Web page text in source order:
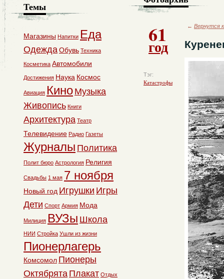
61
год
Тэг:
Катастрофы
← Вернутся
Темы
Магазины Напитки Еда
ОдеждаОбувь Техника
Косметика Автомобили
Достижения Наука Космос
Авиация Кино Музыка
Живопись Книги
Архитектура Театр
Телевидение Радио Газеты
Журналы Политика
Полит бюро Астрология Религия
Свадьбы 1 мая 7 ноября
Новый год Игрушки Игры
Дети Спорт Армия Мода
Милиция ВУЗы Школа
НИИ Стройка Ушли из жизни
Пионерлагерь
Комсомол Пионеры
Октябрята Плакат Отдых